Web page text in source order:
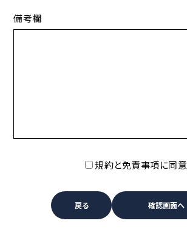
備考欄
規約と免責事項に同意